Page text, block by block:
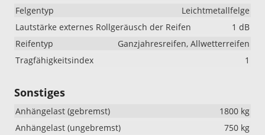
Felgentyp
Leichtmetallfelge
Lautstärke externes Rollgeräusch der Reifen
1 dB
Reifentyp
Ganzjahresreifen, Allwetterreifen
Tragfähigkeitsindex
1
Sonstiges
Anhängelast (gebremst)
1800 kg
Anhängelast (ungebremst)
750 kg